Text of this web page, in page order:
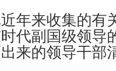
年来收集的有
代副国级领导
来的领导干部